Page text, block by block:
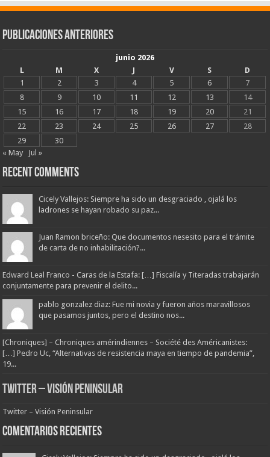
Publicaciones Anteriores
junio 2026
L
M X J V S
D
1
2 3 4 5 6
7
8
9 10 11 12 13
14
15
16 17 18 19 20
21
22
23 24 25 26 27
28
29
30
« May
Jul »
Recent Comments
Cicely Vallejos: Siempre ha sido un desgraciado , ojalá los
ladrones se hayan robado su paz...
Juan Ramon briceño: Que documentos nesesito para el trámite
de carta de no inhabilitación?...
Edward Leal Franco - Caras de la Estafa: […] Fiscalía y Titeradas trabajarán
conjuntamente para prevenir el delito...
pablo gonzalez diaz: Fue mi novia y fueron años maravillosos
que pasamos juntos, pero el destino nos...
[Chroniques] – Chroniques amérindiennes – Société des Américanistes:
[…] Pedro Uc, “Alternativas de resistencia maya en tiempo de pandemia”,
19...
Twitter – Visión Peninsular
Twitter – Visión Peninsular
Comentarios Recientes